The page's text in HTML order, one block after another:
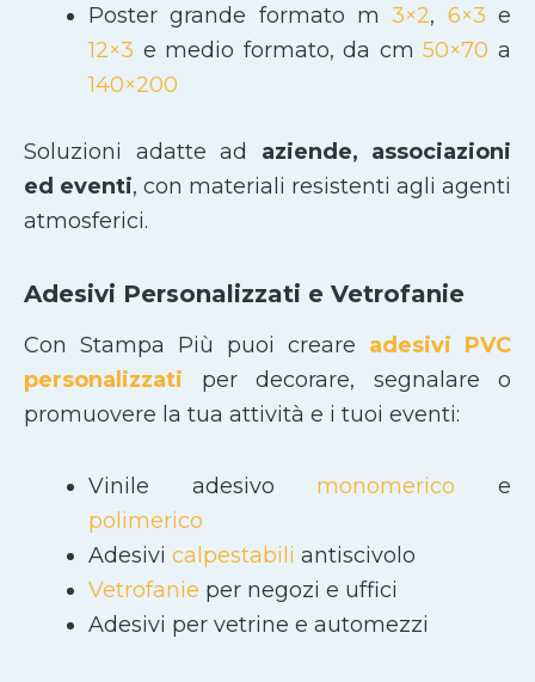
Poster grande formato m3×2, 6×3 e
12×3 e medio formato, da cm50×70 a
140×200
Soluzioni adatte ad aziende, associazioni
ed eventi, con materiali resistenti agli agenti
atmosferici.
Adesivi Personalizzati e Vetrofanie
Con Stampa Più puoi creare adesivi PVC
personalizzati per decorare, segnalare o
promuovere la tua attività e i tuoi eventi:
Vinile adesivo monomerico e
polimerico
Adesivi calpestabili antiscivolo
Vetrofanie per negozi e uffici
Adesivi per vetrine e automezzi